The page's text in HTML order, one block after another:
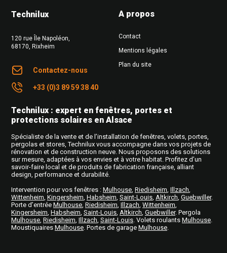
Technilux
120 rue Île Napoléon,
68170, Rixheim
Contactez-nous
+33 (0)3 89 59 38 40
A propos
Contact
Mentions légales
Plan du site
Technilux : expert en fenêtres, portes et
protections solaires en Alsace
Spécialiste de la vente et de l’installation de fenêtres, volets, portes,
pergolas et stores, Technilux vous accompagne dans vos projets de
rénovation et de construction neuve. Nous proposons des solutions
sur mesure, adaptées à vos envies et à votre habitat. Profitez d’un
savoir-faire local et de produits de fabrication française, alliant
design, performance et durabilité.
Intervention pour vos fenêtres : Mulhouse, Riedisheim, Illzach,
Wittenheim, Kingersheim, Habsheim, Saint-Louis, Altkirch, Guebwiller.
Porte d’entrée Mulhouse, Riedisheim, Illzach, Wittenheim,
Kingersheim, Habsheim, Saint-Louis, Altkirch, Guebwiller. Pergola
Mulhouse, Riedisheim, Illzach, Saint-Louis. Volets roulants Mulhouse.
Moustiquaires Mulhouse. Portes de garage Mulhouse.